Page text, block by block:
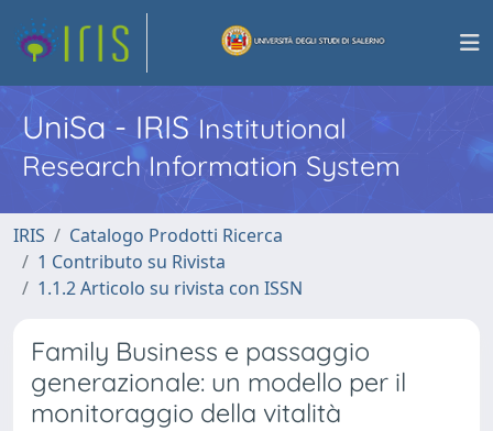
UniSa - IRISInstitutional
Research Information System
IRIS
Catalogo Prodotti Ricerca
1 Contributo su Rivista
1.1.2 Articolo su rivista con ISSN
Family Business e passaggio
generazionale: un modello per il
monitoraggio della vitalità